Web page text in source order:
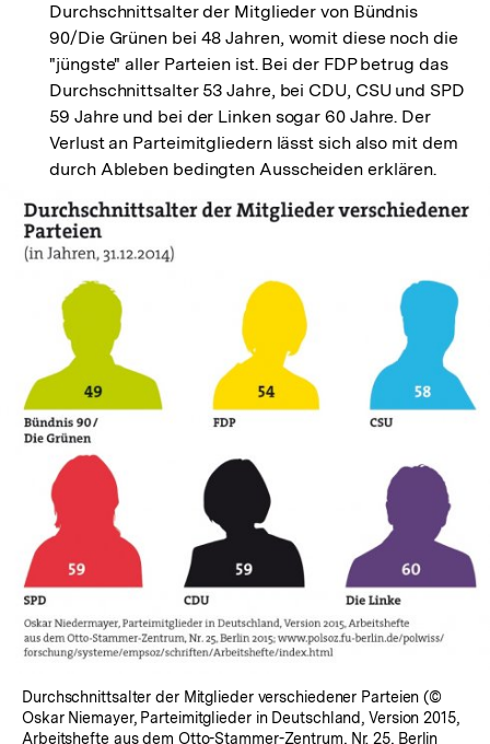
Durchschnittsalter der Mitglieder von Bündnis
90/Die Grünen bei 48 Jahren, womit diese noch die
"jüngste" aller Parteien ist. Bei der FDP betrug das
Durchschnittsalter 53 Jahre, bei CDU, CSU und SPD
59 Jahre und bei der Linken sogar 60 Jahre. Der
Verlust an Parteimitgliedern lässt sich also mit dem
durch Ableben bedingten Ausscheiden erklären.
Lightbox
öffnen
Durchschnittsalter der Mitglieder verschiedener Parteien (©
Oskar Niemayer, Parteimitglieder in Deutschland, Version 2015,
Arbeitshefte aus dem Otto-Stammer-Zentrum, Nr. 25, Berlin